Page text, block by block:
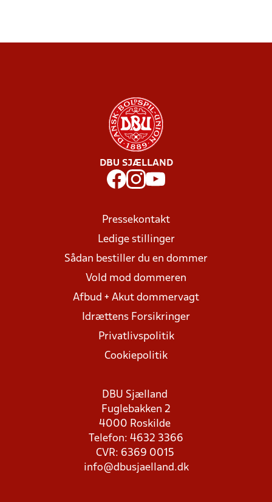
DBU SJÆLLAND
Pressekontakt
Ledige stillinger
Sådan bestiller du en dommer
Vold mod dommeren
Afbud + Akut dommervagt
Idrættens Forsikringer
Privatlivspolitik
Cookiepolitik
DBU Sjælland
Fuglebakken 2
4000 Roskilde
Telefon: 4632 3366
CVR: 6369 0015
info@dbusjaelland.dk